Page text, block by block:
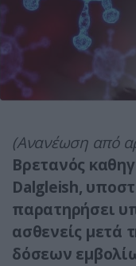
(Ανανέωση από
Βρετανός
Dalgleish,
παρατηρήσει
ασθενείς μετά
δόσεων